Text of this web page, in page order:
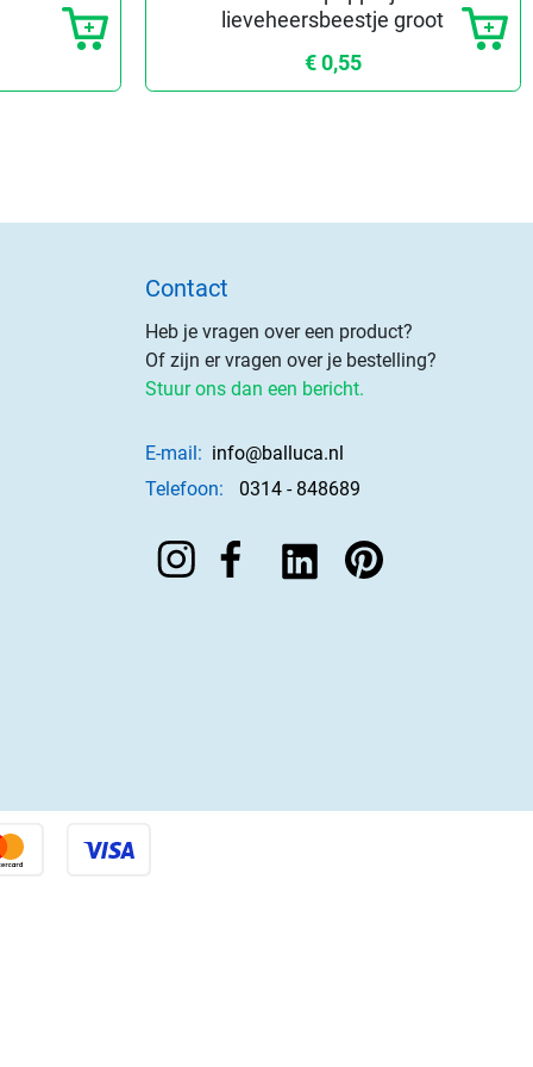
lieveheersbeestje groot
€ 0,55
Contact
Heb je vragen over een product?
Of zijn er vragen over je bestelling?
Stuur ons dan een bericht.
E-mail: info@balluca.nl
Telefoon:
0314 - 848689